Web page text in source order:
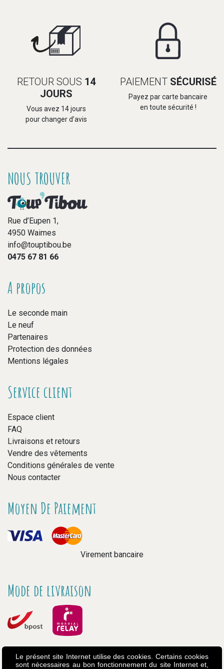
RETOUR SOUS 14
JOURS
Vous avez 14 jours
pour changer d’avis
PAIEMENT SÉCURISÉ
Payez par carte bancaire
en toute sécurité !
NOUS TROUVER
Rue d’Eupen 1,
4950 Waimes
info@touptibou.be
0475 67 81 66
A propos
Le seconde main
Le neuf
Partenaires
Protection des données
Mentions légales
Service client
Espace client
FAQ
Livraisons et retours
Vendre des vêtements
Conditions générales de vente
Nous contacter
Moyen De Paiement
Virement bancaire
Mode de livraison
Le présent site Internet utilise des cookies. Certains cookies
sont nécessaires au bon fonctionnement du site Internet et,